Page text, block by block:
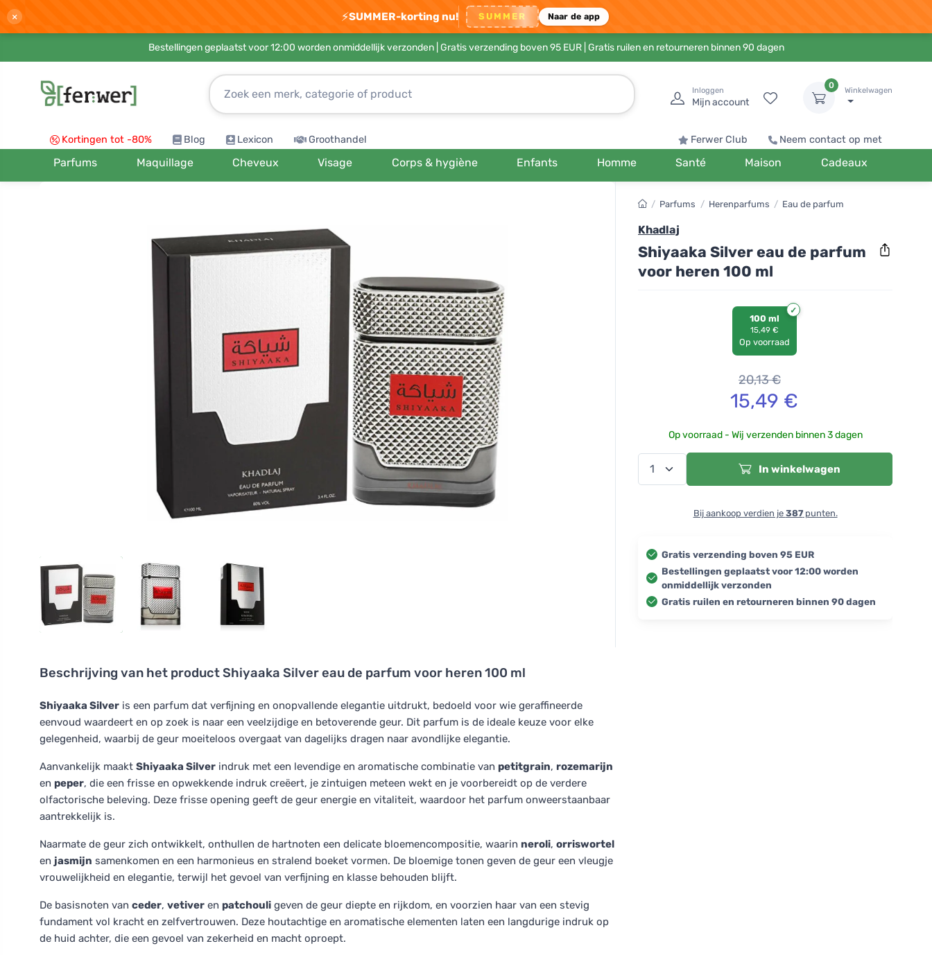
× ⚡SUMMER-korting nu! SUMMER Naar de app
Bestellingen geplaatst voor 12:00 worden onmiddellijk verzonden | Gratis verzending boven 95 EUR| Gratis ruilen en retourneren binnen 90 dagen
Inloggen
Mijn account
0
Winkelwagen
Kortingen tot -80% Blog Lexicon Groothandel Ferwer Club Neem contact op met
Parfums Maquillage Cheveux Visage Corps & hygiène Enfants Homme Santé Maison Cadeaux
Beschrijving van het productShiyaaka Silver eau de parfum voor heren 100 ml
Shiyaaka Silver is een parfum dat verfijning en onopvallende elegantie uitdrukt, bedoeld voor wie geraffineerde
eenvoud waardeert en op zoek is naar een veelzijdige en betoverende geur. Dit parfum is de ideale keuze voor elke
gelegenheid, waarbij de geur moeiteloos overgaat van dagelijks dragen naar avondlijke elegantie.
Aanvankelijk maakt Shiyaaka Silver indruk met een levendige en aromatische combinatie van petitgrain, rozemarijn
en peper, die een frisse en opwekkende indruk creëert, je zintuigen meteen wekt en je voorbereidt op de verdere
olfactorische beleving. Deze frisse opening geeft de geur energie en vitaliteit, waardoor het parfum onweerstaanbaar
aantrekkelijk is.
Naarmate de geur zich ontwikkelt, onthullen de hartnoten een delicate bloemencompositie, waarin neroli, orriswortel
en jasmijn samenkomen en een harmonieus en stralend boeket vormen. De bloemige tonen geven de geur een vleugje
vrouwelijkheid en elegantie, terwijl het gevoel van verfijning en klasse behouden blijft.
De basisnoten van ceder, vetiver en patchouli geven de geur diepte en rijkdom, en voorzien haar van een stevig
fundament vol kracht en zelfvertrouwen. Deze houtachtige en aromatische elementen laten een langdurige indruk op
de huid achter, die een gevoel van zekerheid en macht oproept.
/ Parfums / Herenparfums / Eau de parfum
Khadlaj
Shiyaaka Silver eau de parfum
voor heren 100 ml
100 ml
15,49 €
Op voorraad
20,13€
15,49 €
Op voorraad - Wij verzenden binnen 3 dagen
In winkelwagen
Bij aankoop verdien je 387punten.
Gratis verzending boven 95 EUR
Bestellingen geplaatst voor 12:00 worden
onmiddellijk verzonden
Gratis ruilen en retourneren binnen 90 dagen